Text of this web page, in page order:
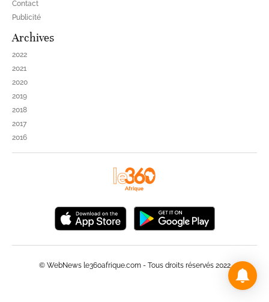
Contact
Publicité
Archives
2022
2021
2020
2019
2018
2017
2016
© WebNews le360afrique.com - Tous droits réservés 2022